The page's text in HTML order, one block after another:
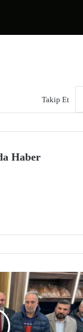
Takip Et
Haber